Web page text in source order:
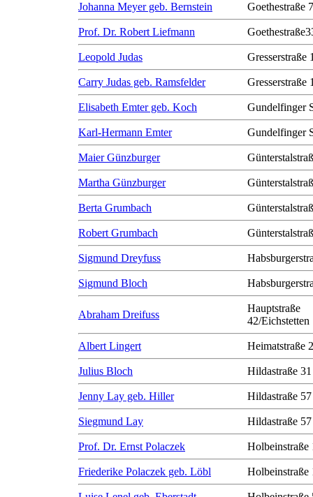
Johanna Meyer geb. Bernstein Goethestraße
Prof. Dr. Robert Liefmann
Leopold Judas Gresserstraße
Carry Judas geb. Ramsfelder Gresserstraße
Elisabeth Emter geb. Koch Gundelfinger
Karl-Hermann Emter Gundelfinger
Maier Günzburger
Martha Günzburger
Berta Grumbach
Robert Grumbach
Sigmund Dreyfuss
Sigmund Bloch
Abraham Dreifuss
Hauptstraße
42/Eichstetten
Albert Lingert Heimatstraße 2
Julius Bloch Hildastraße 31
Jenny Lay geb. Hiller Hildastraße 57
Siegmund Lay Hildastraße 57
Prof. Dr. Ernst Polaczek Holbeinstraße
Friederike Polaczek geb. Löbl Holbeinstraße